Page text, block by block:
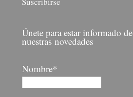
Únete para estar informado de
nuestras novedades
Nombre*